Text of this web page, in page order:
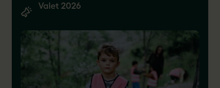
Valet 2026